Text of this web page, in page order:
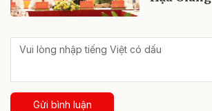
Gửi bình luận